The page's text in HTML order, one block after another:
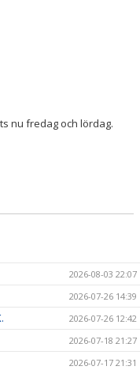
nu fredag och lördag.
2026-08-03 22:07
2026-07-26 14:39
2026-07-26 12:42
2026-07-18 21:27
2026-07-17 21:31